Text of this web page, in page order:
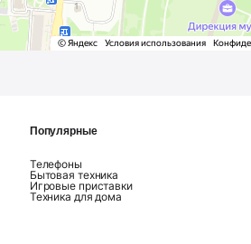
Популярные
Телефоны
Бытовая техника
Игровые приставки
Техника для дома